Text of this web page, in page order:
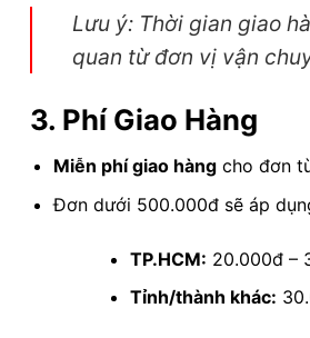
Lưu ý: Thời gian giao
quan từ đơn vị vận
3. Phí Giao Hàng
Miễn phí giao hàngcho đơn
Đơn dưới 500.000đ sẽ áp
TP.HCM: 20.000đ –
Tỉnh/thành khác: